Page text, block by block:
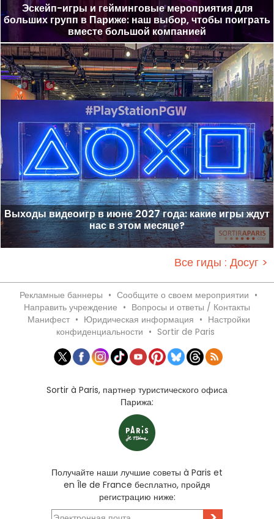
Эскейп-игры и гейминговые мероприятия для
больших групп в Париже: наш выбор, чтобы поиграть
вместе большой компанией
Выходы видеоигр в июне 2027 года: какие игры ждут
нас в этом месяце?
Все гиды : Досуг >
Рекламные баннеры • Сообщите о своем мероприятии •
Направить учреждение • Вопросы и ответы / Контакты
Манифест • Юридическая информация • Настройки
конфиденциальности • Sortir de Paris
Sortir à Paris, партнер туристического офиса
Парижа:
Получайте наши лучшие советы à Paris et
en Île de France бесплатно, пройдя
регистрацию ниже: